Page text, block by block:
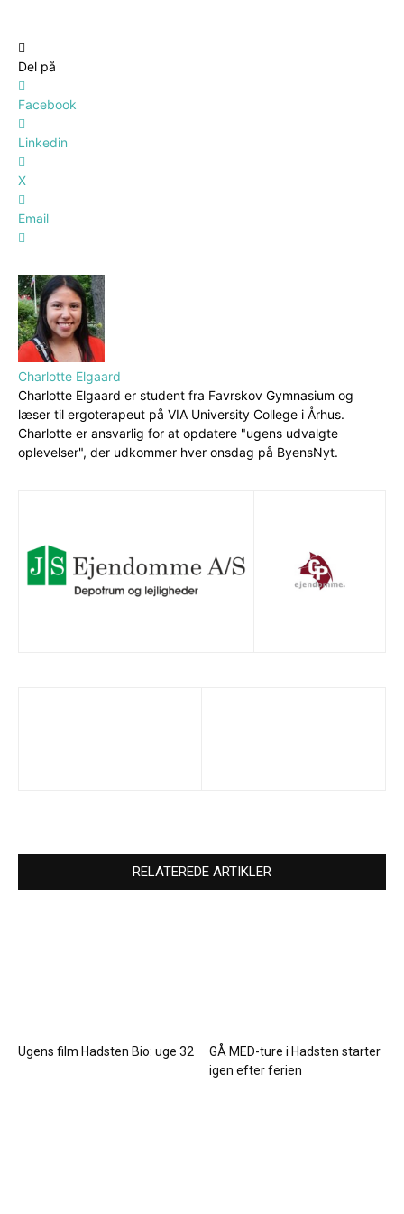
Del på
Facebook
Linkedin
X
Email
Charlotte Elgaard
Charlotte Elgaard er student fra Favrskov Gymnasium og
læser til ergoterapeut på VIA University College i Århus.
Charlotte er ansvarlig for at opdatere "ugens udvalgte
oplevelser", der udkommer hver onsdag på ByensNyt.
RELATEREDE ARTIKLER
Ugens film Hadsten Bio: uge 32
GÅ MED-ture i Hadsten starter
igen efter ferien